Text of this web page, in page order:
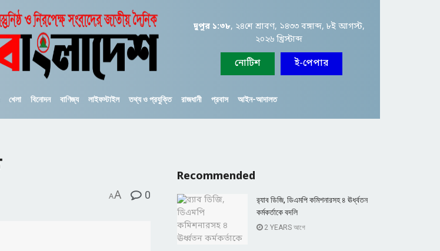
দুপুর ১:৩৮, ২৪শে শ্রাবণ, ১৪৩৩ বঙ্গাব্দ, ৮ই আগস্ট,
২০২৬ খ্রিস্টাব্দ
নোটিশ ই-পেপার
খেলা বিনোদন বাণিজ্য লাইফস্টাইল তথ্য ও প্রযুক্তি রাজধানী প্রবাস আইন-আদালত
AA 0
Recommended
র‍্যাব ডিজি, ডিএমপি কমিশনারসহ ৪ ঊর্ধ্বতন
কর্মকর্তাকে বদলি
2 YEARS আগে